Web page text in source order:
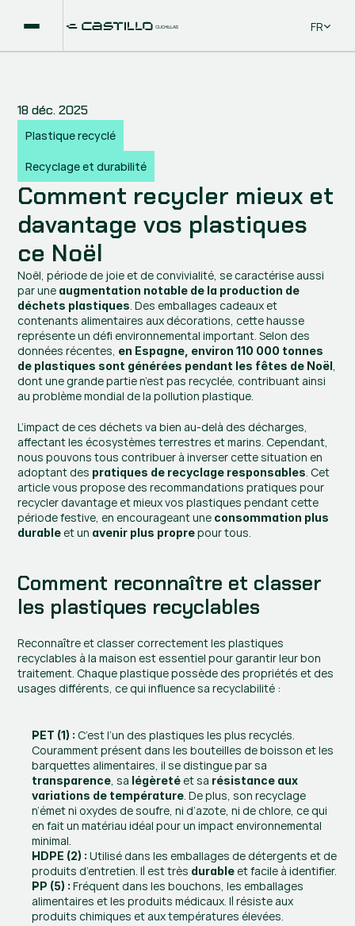
Select
FR
18 déc. 2025
Plastique recyclé
Recyclage et durabilité
Comment recycler mieux et
davantage vos plastiques
ce Noël
Noël, période de joie et de convivialité, se caractérise aussi
par une augmentation notable de la production de
déchets plastiques. Des emballages cadeaux et
contenants alimentaires aux décorations, cette hausse
représente un défi environnemental important. Selon des
données récentes, en Espagne, environ 110 000 tonnes
de plastiques sont générées pendant les fêtes de Noël,
dont une grande partie n’est pas recyclée, contribuant ainsi
au problème mondial de la pollution plastique.
L’impact de ces déchets va bien au-delà des décharges,
affectant les écosystèmes terrestres et marins. Cependant,
nous pouvons tous contribuer à inverser cette situation en
adoptant des pratiques de recyclage responsables. Cet
article vous propose des recommandations pratiques pour
recycler davantage et mieux vos plastiques pendant cette
période festive, en encourageant une consommation plus
durable et un avenir plus propre pour tous.
Comment reconnaître et classer
les plastiques recyclables
Reconnaître et classer correctement les plastiques
recyclables à la maison est essentiel pour garantir leur bon
traitement. Chaque plastique possède des propriétés et des
usages différents, ce qui influence sa recyclabilité :
PET (1) : C’est l’un des plastiques les plus recyclés.
Couramment présent dans les bouteilles de boisson et les
transparence, sa légèreté et sa résistance aux
variations de température. De plus, son recyclage
n’émet ni oxydes de soufre, ni d’azote, ni de chlore, ce qui
en fait un matériau idéal pour un impact environnemental
minimal.
HDPE (2) : Utilisé dans les emballages de détergents et de
produits d’entretien. Il est très durable et facile à identifier.
PP (5) : Fréquent dans les bouchons, les emballages
alimentaires et les produits médicaux. Il résiste aux
produits chimiques et aux températures élevées.